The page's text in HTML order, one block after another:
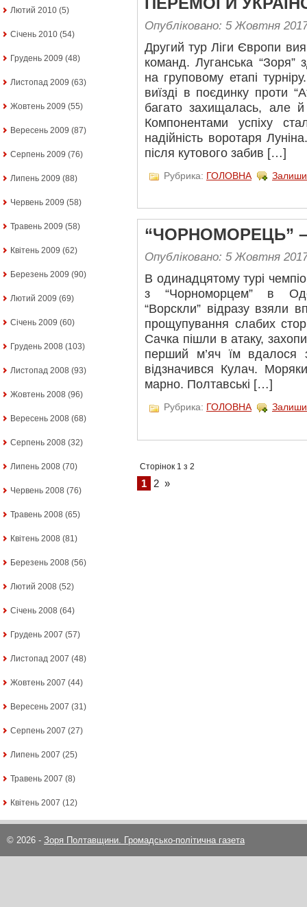
Лютий 2010 (5)
Січень 2010 (54)
Грудень 2009 (48)
Листопад 2009 (63)
Жовтень 2009 (55)
Вересень 2009 (87)
Серпень 2009 (76)
Липень 2009 (88)
Червень 2009 (58)
Травень 2009 (58)
Квітень 2009 (62)
Березень 2009 (90)
Лютий 2009 (69)
Січень 2009 (60)
Грудень 2008 (103)
Листопад 2008 (93)
Жовтень 2008 (96)
Вересень 2008 (68)
Серпень 2008 (32)
Липень 2008 (70)
Червень 2008 (76)
Травень 2008 (65)
Квітень 2008 (81)
Березень 2008 (56)
Лютий 2008 (52)
Січень 2008 (64)
Грудень 2007 (57)
Листопад 2007 (48)
Жовтень 2007 (44)
Вересень 2007 (31)
Серпень 2007 (27)
Липень 2007 (25)
Травень 2007 (8)
Квітень 2007 (12)
Опубліковано: 5 Жовтня
Другий тур Ліги Європи
команд. Луганська
на груповому етапі
виїзді в поєдинку проти
багато захищалась, але й
Компонентами успіху
надійність воротаря
після кутового забив […]
Рубрика: ГОЛОВНА
“ЧОРНОМОРЕЦЬ”
Опубліковано: 5 Жовтня
В одинадцятому турі
з “Чорноморцем” в
“Ворскли” відразу взяли
прощупування слабих
Сачка пішли в атаку,
перший м’яч їм вдалося
відзначився Кулач.
марно. Полтавські […]
Рубрика: ГОЛОВНА
Сторінок 1 з 2
1 2 »
© 2026 - Зоря Полтавщини. Громадсько-політична газета